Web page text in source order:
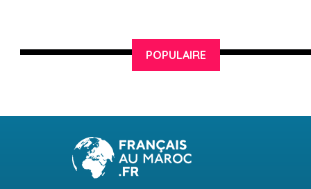
Français au Maroc
POPULAIRE